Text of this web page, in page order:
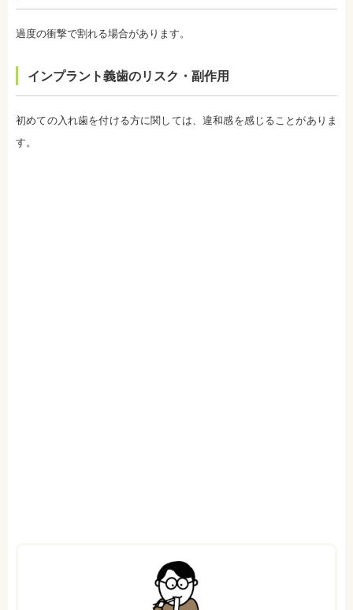
監修医情報 医療法人社団日坂会 理事長 日坂充宏
先生
日本大学歯学部卒業
日本大学歯学部口腔外科第２講座大学院卒業
歯学博士（口腔外科学）
日本大学歯学部非常勤講師
社会福祉法人富士白苑理事
過度の衝撃で割れる場合があります。
インプラント義歯のリスク・副作用
初めての入れ歯を付ける方に関しては、違和感を感じることがありま
す。